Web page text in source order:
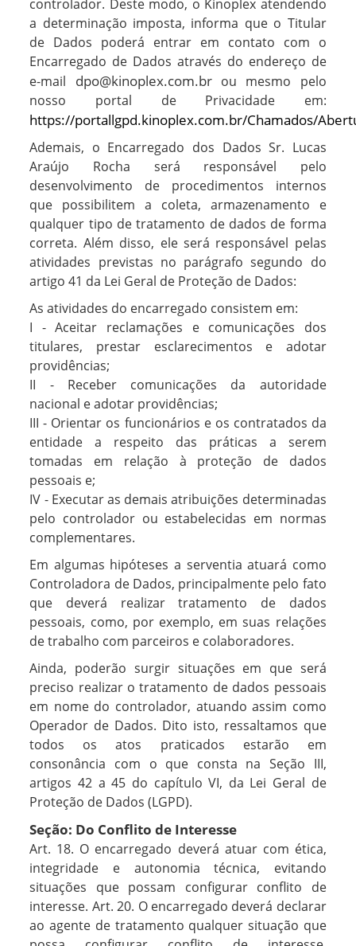
controlador. Deste modo, o Kinoplex atendendo
a determinação imposta, informa que o Titular
de Dados poderá entrar em contato com o
Encarregado de Dados através do endereço de
e-mail dpo@kinoplex.com.brou mesmo pelo
nosso portal de Privacidade em:
https://portallgpd.kinoplex.com.br/Chamados/
Ademais, o Encarregado dos Dados Sr. Lucas
Araújo Rocha será responsável pelo
desenvolvimento de procedimentos internos
que possibilitem a coleta, armazenamento e
qualquer tipo de tratamento de dados de forma
correta. Além disso, ele será responsável pelas
atividades previstas no parágrafo segundo do
artigo 41 da Lei Geral de Proteção de Dados:
As atividades do encarregado consistem em:
I - Aceitar reclamações e comunicações dos
titulares, prestar esclarecimentos e adotar
providências;
II - Receber comunicações da autoridade
nacional e adotar providências;
III - Orientar os funcionários e os contratados da
entidade a respeito das práticas a serem
tomadas em relação à proteção de dados
pessoais e;
IV - Executar as demais atribuições determinadas
pelo controlador ou estabelecidas em normas
complementares.
Em algumas hipóteses a serventia atuará como
Controladora de Dados, principalmente pelo fato
que deverá realizar tratamento de dados
pessoais, como, por exemplo, em suas relações
de trabalho com parceiros e colaboradores.
Ainda, poderão surgir situações em que será
preciso realizar o tratamento de dados pessoais
em nome do controlador, atuando assim como
Operador de Dados. Dito isto, ressaltamos que
todos os atos praticados estarão em
consonância com o que consta na Seção III,
artigos 42 a 45 do capítulo VI, da Lei Geral de
Proteção de Dados (LGPD).
Seção: Do Conflito de Interesse
Art. 18. O encarregado deverá atuar com ética,
integridade e autonomia técnica, evitando
situações que possam configurar conflito de
interesse. Art. 20. O encarregado deverá declarar
ao agente de tratamento qualquer situação que